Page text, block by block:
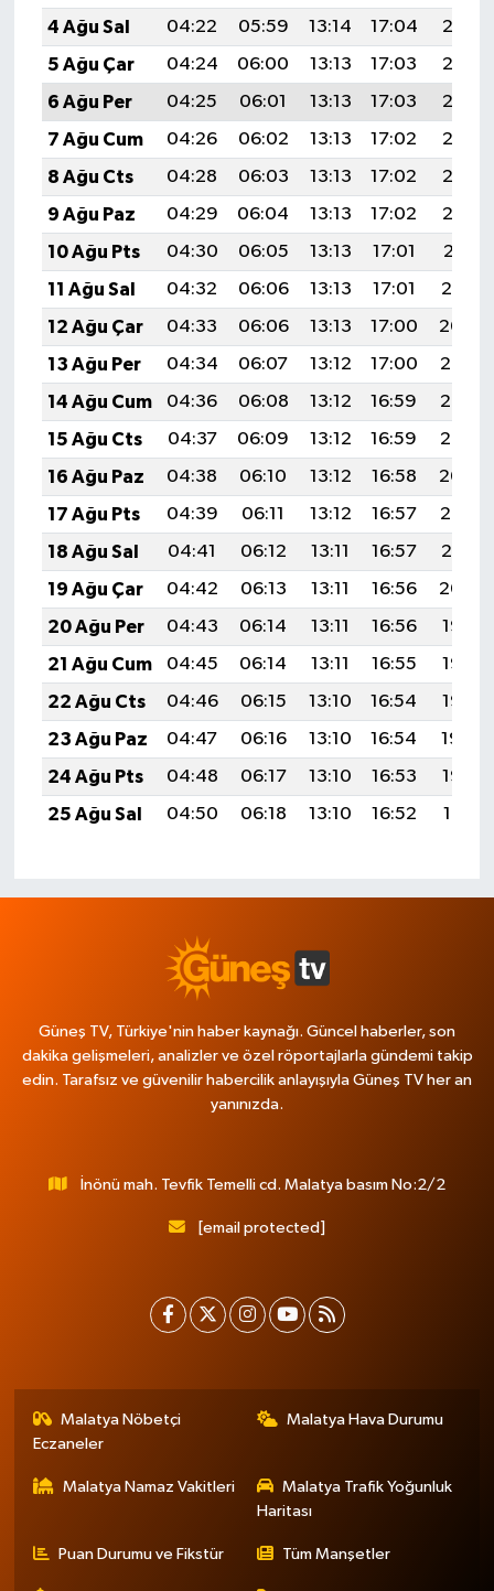
4 Ağu Sal
04:22 05:59 13:14 17:04
20:18
5 Ağu Çar
04:24 06:00 13:13 17:03
20:17
6 Ağu Per
04:25 06:01 13:13 17:03
20:16
7 Ağu Cum
04:26 06:02 13:13 17:02
20:15
8 Ağu Cts
04:28 06:03 13:13 17:02
20:13
9 Ağu Paz
04:29 06:04 13:13 17:02
20:12
10 Ağu Pts
04:30 06:05 13:13 17:01
20:11
11 Ağu Sal
04:32 06:06 13:13 17:01
20:10
12 Ağu Çar
04:33 06:06 13:13 17:00
20:09
13 Ağu Per
04:34 06:07 13:12 17:00
20:07
14 Ağu Cum
04:36 06:08 13:12 16:59
20:06
15 Ağu Cts
04:37 06:09 13:12 16:59
20:05
16 Ağu Paz
04:38 06:10 13:12 16:58
20:04
17 Ağu Pts
04:39 06:11 13:12 16:57
20:02
18 Ağu Sal
04:41 06:12 13:11 16:57
20:01
19 Ağu Çar
04:42 06:13 13:11 16:56
20:00
20 Ağu Per
04:43 06:14 13:11 16:56
19:58
21 Ağu Cum
04:45 06:14 13:11 16:55
19:57
22 Ağu Cts
04:46 06:15 13:10 16:54
19:56
23 Ağu Paz
04:47 06:16 13:10 16:54
19:54
24 Ağu Pts
04:48 06:17 13:10 16:53
19:53
25 Ağu Sal
04:50 06:18 13:10 16:52 19:51
Güneş TV, Türkiye'nin haber kaynağı. Güncel haberler, son
dakika gelişmeleri, analizler ve özel röportajlarla gündemi takip
edin. Tarafsız ve güvenilir habercilik anlayışıyla Güneş TV her an
yanınızda.
İnönü mah. Tevfik Temelli cd. Malatya basım No:2/2
[email protected]
Malatya Nöbetçi
Eczaneler
Malatya Hava Durumu
Malatya Namaz Vakitleri
Malatya Trafik Yoğunluk
Haritası
Puan Durumu ve Fikstür Tüm Manşetler